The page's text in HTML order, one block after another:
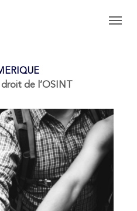
droit de l’OSINT